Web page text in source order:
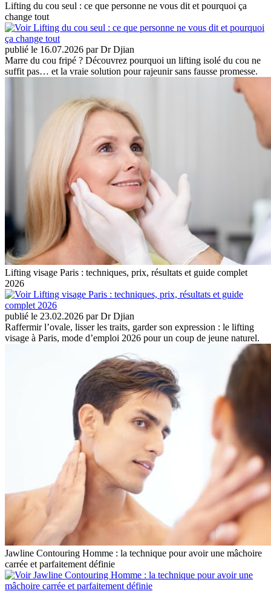
Lifting du cou seul : ce que personne ne vous dit et pourquoi ça
change tout
publié le 16.07.2026 par Dr Djian
Marre du cou fripé ? Découvrez pourquoi un lifting isolé du cou ne
suffit pas… et la vraie solution pour rajeunir sans fausse promesse.
Lifting visage Paris : techniques, prix, résultats et guide complet
2026
publié le 23.02.2026 par Dr Djian
Raffermir l’ovale, lisser les traits, garder son expression : le lifting
visage à Paris, mode d’emploi 2026 pour un coup de jeune naturel.
Jawline Contouring Homme : la technique pour avoir une mâchoire
carrée et parfaitement définie